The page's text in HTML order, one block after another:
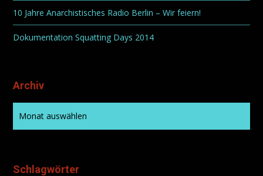
10 Jahre Anarchistisches Radio Berlin – Wir feiern!
Dokumentation Squatting Days 2014
Archiv
Schlagwörter